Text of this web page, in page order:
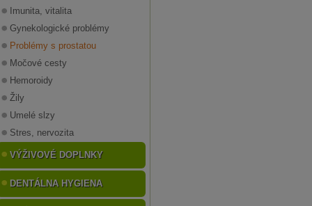
Imunita, vitalita
Gynekologické problémy
Problémy s prostatou
Močové cesty
Hemoroidy
Žily
Umelé slzy
Stres, nervozita
VÝŽIVOVÉ DOPLNKY
DENTÁLNA HYGIENA